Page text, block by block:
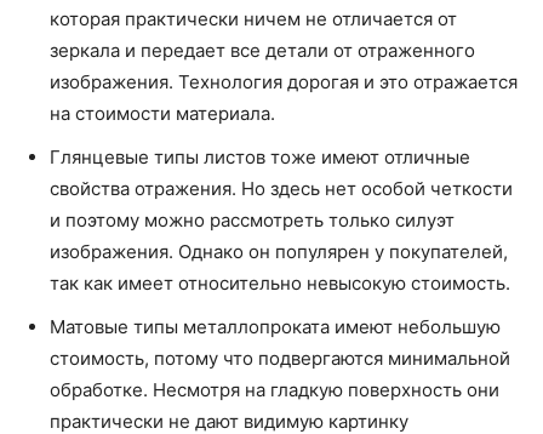
которая практически ничем не отличается от
зеркала и передает все детали от отраженного
изображения. Технология дорогая и это отражается
на стоимости материала.
Глянцевые типы листов тоже имеют отличные
свойства отражения. Но здесь нет особой четкости
и поэтому можно рассмотреть только силуэт
изображения. Однако он популярен у покупателей,
так как имеет относительно невысокую стоимость.
Матовые типы металлопроката имеют небольшую
стоимость, потому что подвергаются минимальной
обработке. Несмотря на гладкую поверхность они
практически не дают видимую картинку